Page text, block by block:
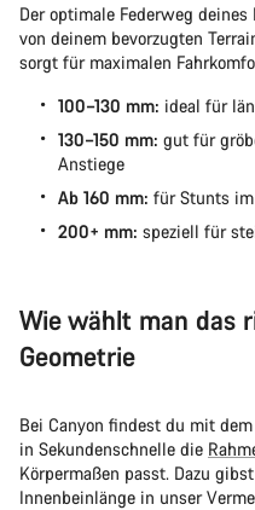
Der optimale Federweg
von deinem bevorzugten
sorgt für maximalen
100–130 mm: ideal für
130–150 mm: gut für
Anstiege
Ab 160 mm: für Stunts
200+ mm: speziell für
Wie wählt man das
Geometrie
Bei Canyon findest du mit dem
in Sekundenschnelle die
Körpermaßen passt. Dazu
Innenbeinlänge in unser